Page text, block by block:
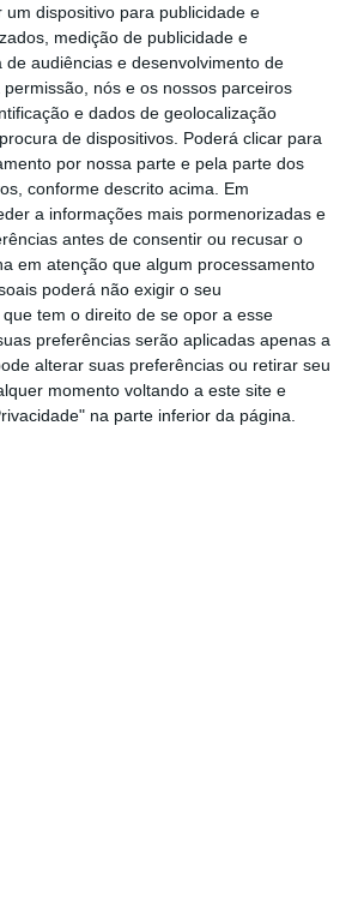
um dispositivo para publicidade e
medição de publicidade e
de audiências e desenvolvimento de
permissão, nós e os nossos parceiros
e dados de geolocalização
de dispositivos. Poderá clicar para
por nossa parte e pela parte dos
conforme descrito acima. Em
a informações mais pormenorizadas e
antes de consentir ou recusar o
em atenção que algum processamento
poderá não exigir o seu
tem o direito de se opor a esse
preferências serão aplicadas apenas a
alterar suas preferências ou retirar seu
momento voltando a este site e
na parte inferior da página.